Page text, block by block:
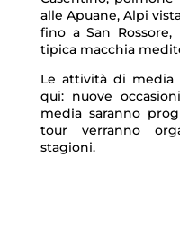
alle Apuane, Alpi
fino a San Rossore,
tipica macchia
Le attività di media
qui: nuove
media saranno
tour verranno
stagioni.